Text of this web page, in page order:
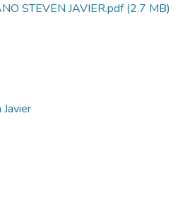
STEVEN JAVIER.pdf(2.7 MB)